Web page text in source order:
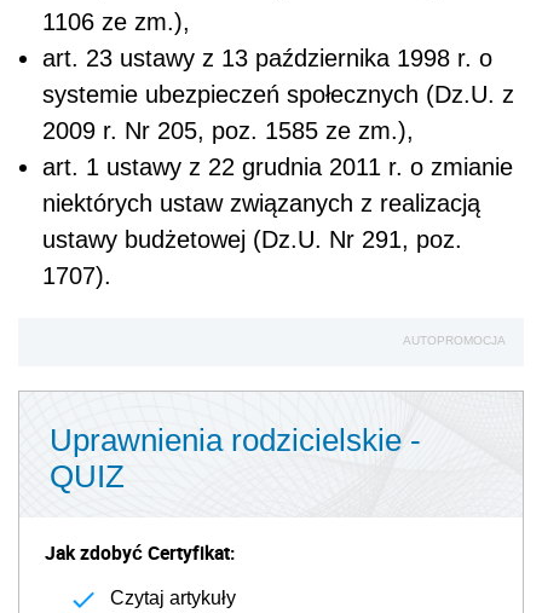
1106 ze zm.),
art. 23 ustawy z 13 października 1998 r. o
systemie ubezpieczeń społecznych (Dz.U. z
2009 r. Nr 205, poz. 1585 ze zm.),
art. 1 ustawy z 22 grudnia 2011 r. o zmianie
niektórych ustaw związanych z realizacją
ustawy budżetowej (Dz.U. Nr 291, poz.
1707).
AUTOPROMOCJA
Uprawnienia rodzicielskie -
QUIZ
Jak zdobyć Certyfikat:
Czytaj artykuły